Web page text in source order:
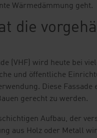
Wärmedämmung geht.
die
(VHF) wird heute bei
und öffentliche
Diese
gerecht zu werden.
Aufbau, der
aus Holz oder Metall